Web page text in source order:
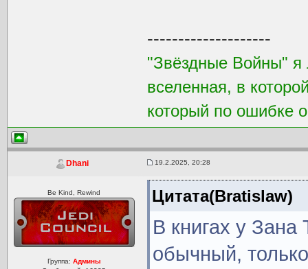
--------------------
"Звёздные Войны" я
вселенная, в
который по ошибке
Dhani 19.2.2025, 20:28
Be Kind, Rewind
Группа: Админы
Цитата(Bratislaw)
В книгах у
обычный,